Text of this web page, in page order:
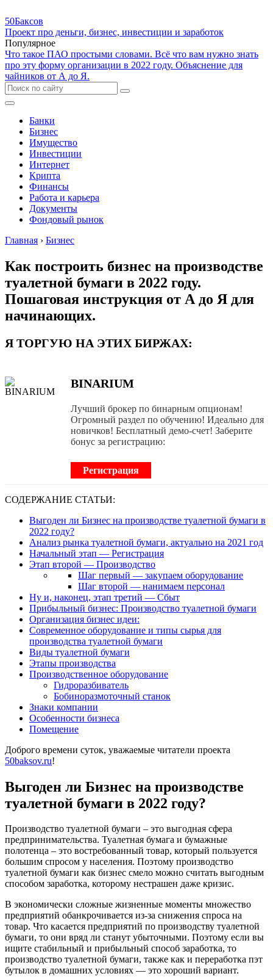
50Баксов
Проект про деньги, бизнес, инвестиции и заработок
Популярное
Что такое ПАО простыми словами. Всё что вам нужно знать
про эту форму организации в 2022 году. Объяснение для
чайников от А до Я.
Банки
Бизнес
Имущество
Инвестиции
Интернет
Крипта
Финансы
Работа и карьера
Документы
Фондовый рынок
Главная › Бизнес
Как построить бизнес на производстве
туалетной бумаги в 2022 году.
Пошаговая инструкция от А до Я для
начинающих.
Я ТОРГУЮ НА ЭТИХ БИРЖАХ:
BINARIUM
Лучший брокер по бинарным опционам!
Огромный раздел по обучению! Идеально для
новичков! Бесплатный демо-счет! Заберите
бонус за регистрацию:
Регистрация
СОДЕРЖАНИЕ СТАТЬИ:
Выгоден ли Бизнес на производстве туалетной бумаги в
2022 году?
Анализ рынка туалетной бумаги, актуально на 2021 год
Начальный этап — Регистрация
Этап второй — Производство
Шаг первый — закупаем оборудование
Шаг второй — нанимаем персонал
Ну и, наконец, этап третий — Сбыт
Прибыльный бизнес: Производство туалетной бумаги
Организация бизнес идеи:
Современное оборудование и типы сырья для
производства туалетной бумаги
Виды туалетной бумаги
Этапы производства
Производственное оборудование
Гидроразбиватель
Бобиноразмоточный станок
Знаки компании
Особенности бизнеса
Помещение
Доброго времени суток, уважаемые читатели проекта
50baksov.ru!
Выгоден ли Бизнес на производстве
туалетной бумаги в 2022 году?
Производство туалетной бумаги – это выгодная сфера
предпринимательства. Туалетная бумага и бумажные
полотенца – это востребованный товар, который пользуется
большим спросом у населения. Поэтому производство
туалетной бумаги как бизнес смело можно считать выгодным
способом заработка, которому нестрашен даже кризис.
В экономически сложные жизненные моменты множество
предприятий обанкрочивается из-за снижения спроса на
товар. Что касается предприятий по производству туалетной
бумаги, то они вряд ли станут убыточными. Поэтому если вы
ищите стабильный и прибыльный способ заработка, то
производство туалетной бумаги, также как и переработка пэт
бутылок в домашних условиях — это хороший вариант.